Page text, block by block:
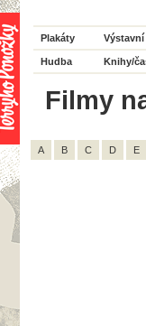
Plakáty
Hudba Knihy/
Filmy
A B C D E